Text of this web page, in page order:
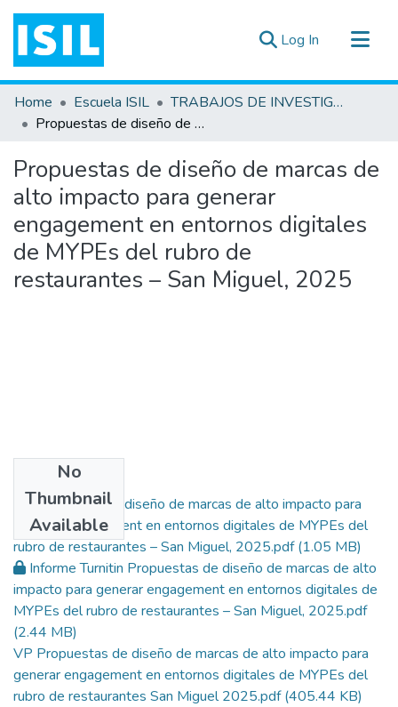
Log In (current)
All of DSpace
Statistics
Documentos ▾
Home Escuela ISIL
TRABAJOS DE INVESTIGACIÓN
Propuestas de diseño de marcas de alto impacto para generar engagement en entornos digitales de MYPEs del rubro de restaurantes – San Miguel, 2025
Propuestas de diseño de marcas de
alto impacto para generar
engagement en entornos digitales
de MYPEs del rubro de
restaurantes – San Miguel, 2025
No
Thumbnail
Available
Propuestas de diseño de marcas de alto impacto para
generar engagement en entornos digitales de MYPEs del
rubro de restaurantes – San Miguel, 2025.pdf(1.05 MB)
Informe Turnitin Propuestas de diseño de marcas de alto
impacto para generar engagement en entornos digitales de
MYPEs del rubro de restaurantes – San Miguel, 2025.pdf
(2.44 MB)
VP Propuestas de diseño de marcas de alto impacto para
generar engagement en entornos digitales de MYPEs del
rubro de restaurantes San Miguel 2025.pdf(405.44 KB)